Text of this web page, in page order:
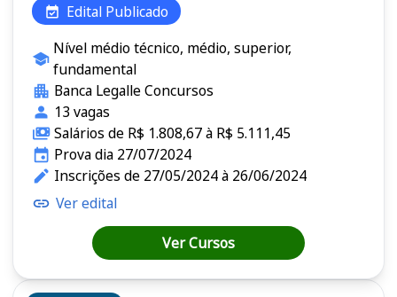
Edital Publicado
Nível médio técnico, médio, superior,
fundamental
Banca Legalle Concursos
13 vagas
Salários de R$ 1.808,67 à R$ 5.111,45
Prova dia 27/07/2024
Inscrições de 27/05/2024 à 26/06/2024
Ver edital
Ver Cursos